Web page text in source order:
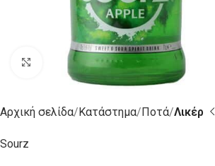
Click to enlarge
Αρχική σελίδα Κατάστημα Ποτά Λικέρ
Sourz